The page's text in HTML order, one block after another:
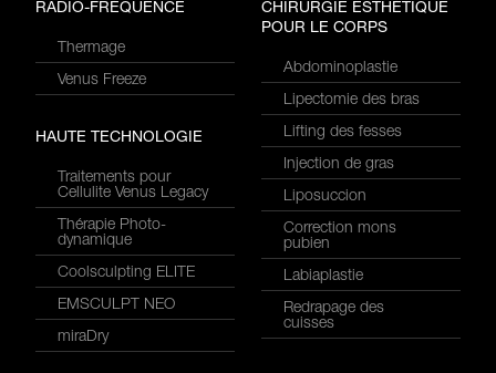
RADIO-FRÉQUENCE
Thermage
Venus Freeze
HAUTE TECHNOLOGIE
Traitements pour
Cellulite Venus Legacy
Thérapie Photo-
dynamique
Coolsculpting ELITE
EMSCULPT NEO
miraDry
CHIRURGIE ESTHÉTIQUE
POUR LE CORPS
Abdominoplastie
Lipectomie des bras
Lifting des fesses
Injection de gras
Liposuccion
Correction mons
pubien
Labiaplastie
Redrapage des
cuisses